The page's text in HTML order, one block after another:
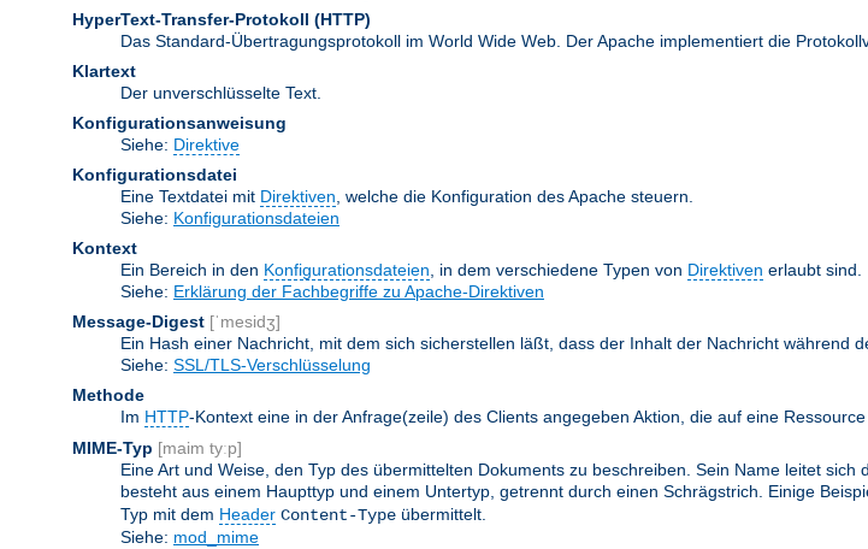
HyperText-Transfer-Protokoll (HTTP)
Das Standard-Übertragungsprotokoll im World Wide Web. Der Apache implementiert die
Klartext
Der unverschlüsselte Text.
Konfigurationsanweisung
Siehe: Direktive
Konfigurationsdatei
Eine Textdatei mit Direktiven , welche die Konfiguration des Apache steuern.
Siehe: Konfigurationsdateien
Kontext
Ein Bereich in den Konfigurationsdateien , in dem verschiedene Typen von Direktiven erlaubt sind.
Siehe: Erklärung der Fachbegriffe zu Apache-Direktiven
Message-Digest [ˈmesidʒ]
Ein Hash einer Nachricht, mit dem sich sicherstellen läßt, dass der Inhalt der Nachricht während
Siehe: SSL/TLS-Verschlüsselung
Methode
Im HTTP-Kontext eine in der Anfrage(zeile) des Clients angegeben Aktion, die auf eine
MIME-Typ [maim tyːp]
Eine Art und Weise, den Typ des übermittelten Dokuments zu beschreiben. Sein Name leitet
besteht aus einem Haupttyp und einem Untertyp, getrennt durch einen Schrägstrich. Einige
Typ mit dem Header Content-Type übermittelt.
Siehe: mod_mime